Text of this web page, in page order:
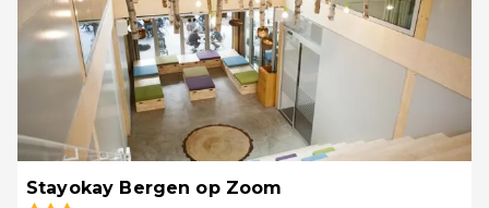
Stayokay Bergen op Zoom